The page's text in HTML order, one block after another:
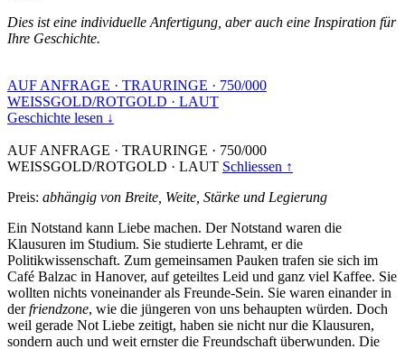
Dies ist eine individuelle Anfertigung, aber auch eine Inspiration für
Ihre Geschichte.
AUF ANFRAGE · TRAURINGE · 750/000
WEISSGOLD/ROTGOLD · LAUT
Geschichte lesen ↓
AUF ANFRAGE · TRAURINGE · 750/000
WEISSGOLD/ROTGOLD · LAUT Schliessen ↑
Preis: abhängig von Breite, Weite, Stärke und Legierung
Ein Notstand kann Liebe machen. Der Notstand waren die
Klausuren im Studium. Sie studierte Lehramt, er die
Politikwissenschaft. Zum gemeinsamen Pauken trafen sie sich im
Café Balzac in Hanover, auf geteiltes Leid und ganz viel Kaffee. Sie
wollten nichts voneinander als Freunde-Sein. Sie waren einander in
derfriendzone, wie die jüngeren von uns behaupten würden. Doch
weil gerade Not Liebe zeitigt, haben sie nicht nur die Klausuren,
sondern auch und weit ernster die Freundschaft überwunden. Die